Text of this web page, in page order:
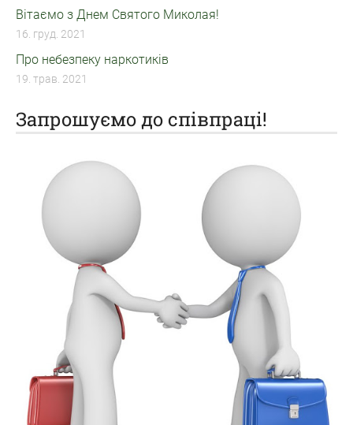
Вітаємо з Днем Святого Миколая!
16. груд. 2021
Про небезпеку наркотиків
19. трав. 2021
Запрошуємо до співпраці!